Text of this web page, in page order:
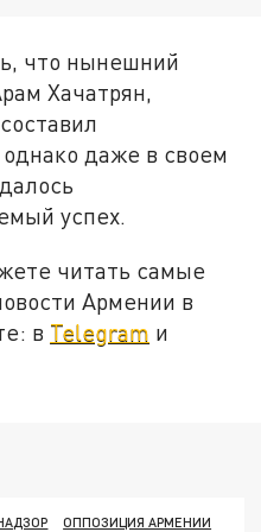
что нынешний
Хачатрян,
даже в своем
успех.
читать самые
Армении в
в Telegram и
ОППОЗИЦИЯ АРМЕНИИ